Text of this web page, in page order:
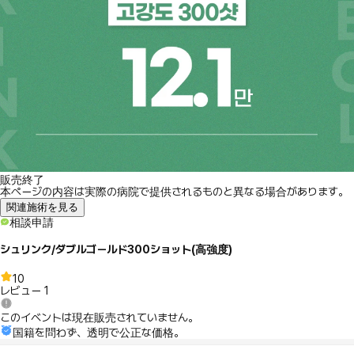
販売終了
本ページの内容は実際の病院で提供されるものと異なる場合があります。
関連施術を見る
相談申請
シュリンク/ダブルゴールド300ショット(高強度)
10
レビュー 1
このイベントは現在販売されていません。
国籍を問わず、透明で公正な価格。